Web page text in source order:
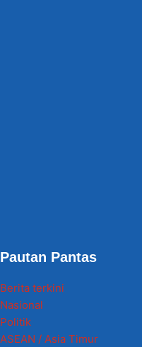
Pautan Pantas
Berita terkini
Nasional
Politik
ASEAN / Asia Timur